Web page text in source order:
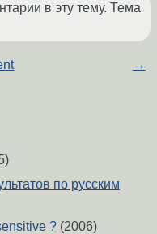
в эту тему. Тема
→
по русским
? (2006)